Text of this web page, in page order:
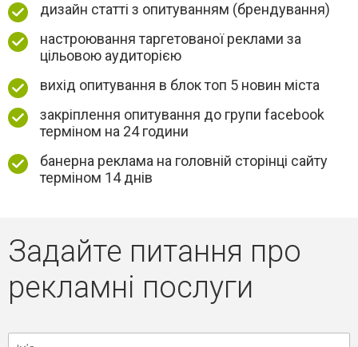
дизайн статті з опитуванням (брендування)
настроювання таргетованої реклами за
цільовою аудиторією
вихід опитування в блок топ 5 новин міста
закріплення опитування до групи facebook
терміном на 24 години
банерна реклама на головній сторінці сайту
терміном 14 днів
Задайте питання про
рекламні послуги